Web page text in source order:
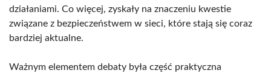
działaniami. Co więcej, zyskały na znaczeniu kwestie
związane z bezpieczeństwem w sieci, które stają się coraz
bardziej aktualne.
Ważnym elementem debaty była część praktyczna